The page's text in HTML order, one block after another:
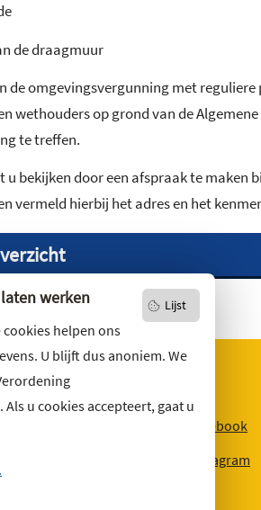
Lijst
werken
helpen ons
U blijft dus anoniem. We
u cookies accepteert, gaat u
de draagmuur
omgevingsvergunning met
wethouders op grond van de
te treffen.
bekijken door een afspraak te maken
vermeld hierbij het adres en het
media.
Facebook
Instagram